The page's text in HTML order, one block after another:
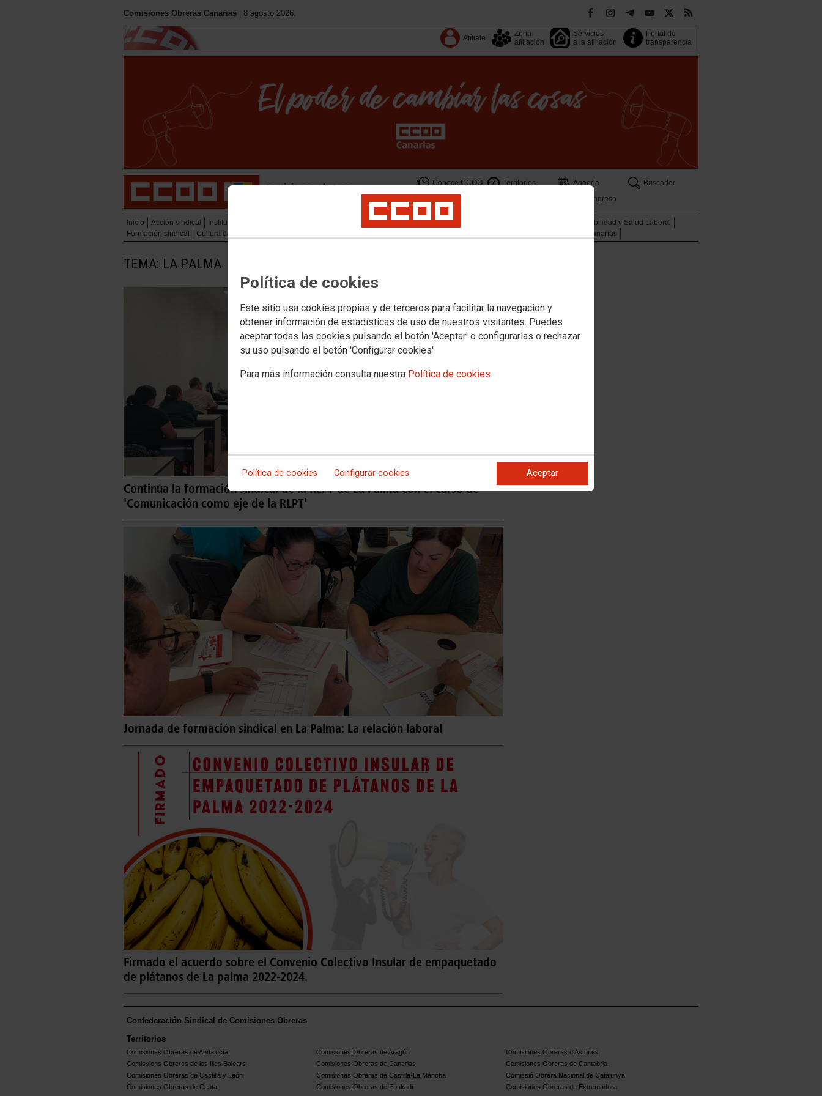
Política de cookies
Este sitio usa cookies propias y de terceros para facilitar la navegación y
obtener información de estadísticas de uso de nuestros visitantes. Puedes
aceptar todas las cookies pulsando el botón 'Aceptar' o configurarlas o rechazar
su uso pulsando el botón 'Configurar cookies'
Para más información consulta nuestra Política de cookies
Política de cookies Configurar cookies Aceptar
Comisiones Obreras Canarias | 8 agosto 2026.
Afíliate
Zona
afiliación
Servicios
a la afiliación
Portal de
transparencia
Conoce CCOO Territorios Agenda
Buscador
13 Congreso
Inicio Acción sindical Institucional Migraciones e internacional Empleo Mujer e Igualdad
Sostenibilidad y Salud Laboral
Formación sindical
Cultura del trabajo y memoria democrática Descuentos Canarias
TEMA: LA PALMA
Continúa la formación sindical de la RLPT de La Palma con el curso de
'Comunicación como eje de la RLPT'
Jornada de formación sindical en La Palma: La relación laboral
Firmado el acuerdo sobre el Convenio Colectivo Insular de empaquetado
de plátanos de La palma 2022-2024.
Confederación Sindical de Comisiones Obreras
Territorios
Comisiones Obreras de Andalucía Comisiones Obreras de Aragón
Comisiones Obreres d'Asturies
Comissions Obreres de les Illes Balears
Comisiones Obreras de Canarias
Comisiones Obreras de Cantabria
Comisiones Obreras de Castilla y León
Comisiones Obreras de Castilla-La Mancha
Comissió Obrera Nacional de Catalunya
Comisiones Obreras de Ceuta
Comisiones Obreras de Euskadi
Comisiones Obreras de Extremadura